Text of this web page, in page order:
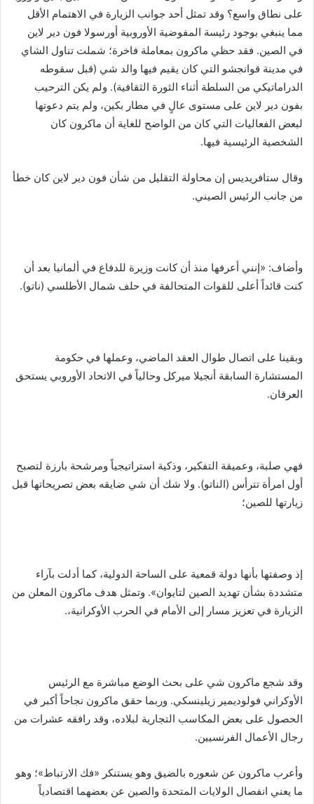
على نطاق واسع؟ وقد تمثل أحد جوانب الزيارة في الاهتمام الأقل
مما ينبغي بوجود رئيسة المفوضية الأوروبية أورسولا فون دير لاين
في الصين. فقد حظي ماكرون بمعاملة فاخرة؛ شملت تناول الشاي
في مدينة قوانجشو التي كان يقيم فيها والد شي (قبل سقوطه
الدراماتيكي من السلطة أثناء الثورة الثقافية). ولم يكن الترحيب
بفون دير لاين على مستوى عالٍ في مطار بكين، ولم يتم دعوتها
لبعض الفعاليات التي كان من الواضح للغاية أن ماكرون كان
الشخصية الرئيسية فيها.
وقال ستافريديس إن محاولة التقليل من شأن فون دير لاين كان خطأ
من جانب الرئيس الصيني.
وأضاف: «إنني أعرفها منذ أن كانت وزيرة للدفاع في ألمانيا بعد أن
كنت قائداً أعلى للقوات المتحالفة في حلف شمال الأطلسي (ناتو).
وبقينا على اتصال طوال العقد الماضي، وعملها في حكومة
المستشارة السابقة أنجيلا ميركل وحالياً في الاتحاد الأوروبي يستحق
العرفان.
فهي صلبة، وعميقة التفكير، وذكية استراتيجياً ومرشحة بارزة لتصبح
أول امرأة تترأس (الناتو). ولا شك أن شي ضايقه بعض تصريحاتها قبل
زيارتها للصين؛
إذ وصفتها بأنها دولة قمعية على الساحة الدولية، كما أدلت بآراء
متشددة بشأن تهديد الصين لتايوان». وتمثل هدف ماكرون المعلن من
الزيارة في تعزيز مسار إلى الأمام في الحرب الأوكرانية،.
وقد شجع ماكرون شي على بحث الوضع مباشرة مع الرئيس
الأوكراني فولوديمير زيلينسكي. وربما حقق ماكرون نجاحاً أكبر في
الحصول على بعض المكاسب التجارية لبلاده، وقد رافقه عشرات من
رجال الأعمال الفرنسيين.
وأعرب ماكرون عن شعوره بالضيق وهو يستنكر «فك الارتباط»؛ وهو
ما يعني انفصال الولايات المتحدة والصين عن بعضهما اقتصادياً